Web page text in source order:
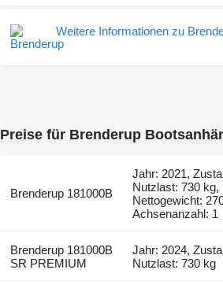
Weitere Informationen zu
Preise für Brenderup
Brenderup 181000B
Jahr: 2021,
Nutzlast: 730 kg,
Nettogewicht:
Achsenanzahl: 1
Brenderup 181000B
SR PREMIUM
Jahr: 2024,
Nutzlast: 730 kg